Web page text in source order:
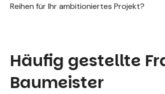
Reihen für Ihr ambitioniertes Projekt?
Häufig gestellte
Baumeister